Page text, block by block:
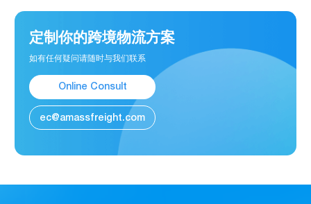
定制你的跨境物流方案
如有任何疑问请随时与我们联系
Online Consult
ec@amassfreight.com